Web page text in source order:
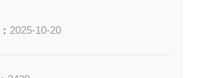
2025-10-20